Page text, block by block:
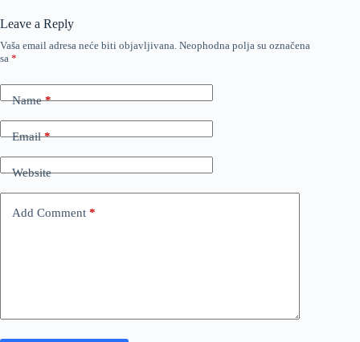
Leave a Reply
Vaša email adresa neće biti objavljivana. Neophodna polja su označena
sa *
Name*
Email*
Website
Add Comment *